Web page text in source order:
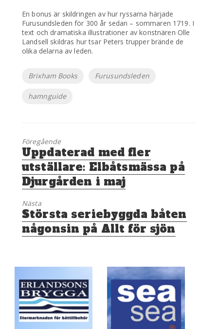
En bonus är skildringen av hur ryssarna härjade
Furusundsleden för 300 år sedan – sommaren 1719. I
text och dramatiska illustrationer av konstnären Olle
Landsell skildras hur tsar Peters trupper brände de
olika delarna av leden.
Etiketter
Brixham Books Furusundsleden
hamnguide
Föregående
Föregående
inlägg:
Uppdaterad med fler
utställare: Elbåtsmässa på
Djurgården i maj
Nästa
Nästa
inlägg:
Största seriebyggda båten
någonsin på Allt för sjön